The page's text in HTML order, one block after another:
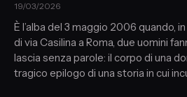
19/03/2026
È l’alba del 3 maggio 2006 quando,
di via Casilina a Roma, due uomini
lascia senza parole: il corpo di una
tragico epilogo di una storia in cui